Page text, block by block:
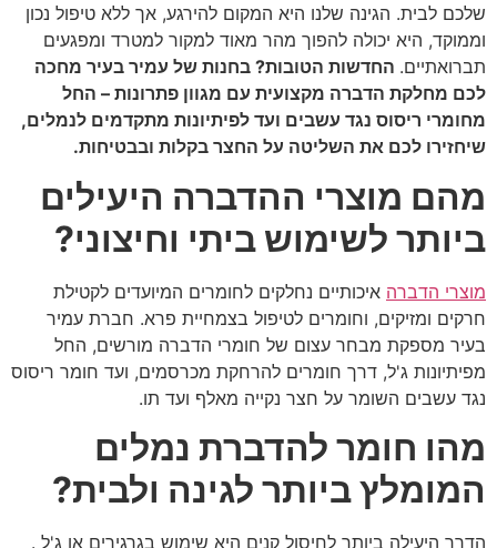
שלכם לבית. הגינה שלנו היא המקום להירגע, אך ללא טיפול נכון
וממוקד, היא יכולה להפוך מהר מאוד למקור למטרד ומפגעים
תברואתיים. החדשות הטובות? בחנות של עמיר בעיר מחכה
לכם מחלקת הדברה מקצועית עם מגוון פתרונות – החל
מחומרי ריסוס נגד עשבים ועד לפיתיונות מתקדמים לנמלים,
שיחזירו לכם את השליטה על החצר בקלות ובבטיחות.
מהם מוצרי ההדברה היעילים
ביותר לשימוש ביתי וחיצוני?
מוצרי הדברה איכותיים נחלקים לחומרים המיועדים לקטילת
חרקים ומזיקים, וחומרים לטיפול בצמחיית פרא. חברת עמיר
בעיר מספקת מבחר עצום של חומרי הדברה מורשים, החל
מפיתיונות ג'ל, דרך חומרים להרחקת מכרסמים, ועד חומר ריסוס
נגד עשבים השומר על חצר נקייה מאלף ועד תו.
מהו חומר להדברת נמלים
המומלץ ביותר לגינה ולבית?
הדרך היעילה ביותר לחיסול קנים היא שימוש בגרגירים או ג'ל .